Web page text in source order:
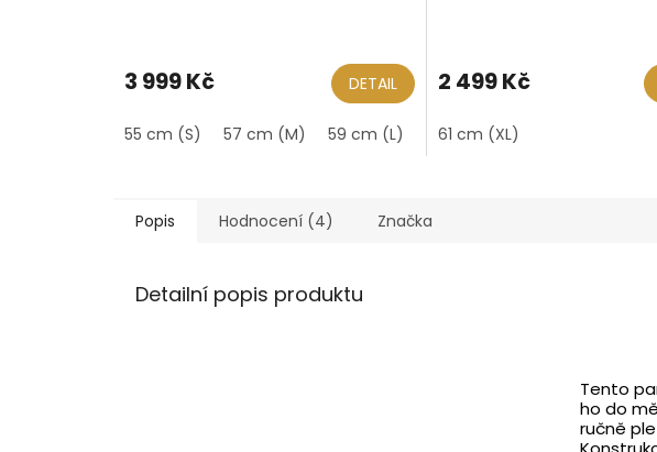
3 999 Kč DETAIL
55 cm (S) 57 cm (M) 59 cm (L) 61 cm (XL)
2 499 Kč
61 cm (XL)
Popis Hodnocení (4) Značka
Detailní popis produktu
Tento
ho do
ručně